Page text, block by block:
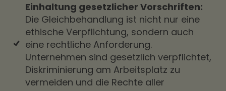
Einhaltung gesetzlicher Vorschriften:
Die Gleichbehandlung ist nicht nur eine
ethische Verpflichtung, sondern auch
eine rechtliche Anforderung.
Unternehmen sind gesetzlich verpflichtet,
Diskriminierung am Arbeitsplatz zu
vermeiden und die Rechte aller